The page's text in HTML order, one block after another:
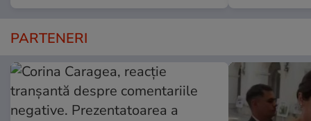
PARTENERI